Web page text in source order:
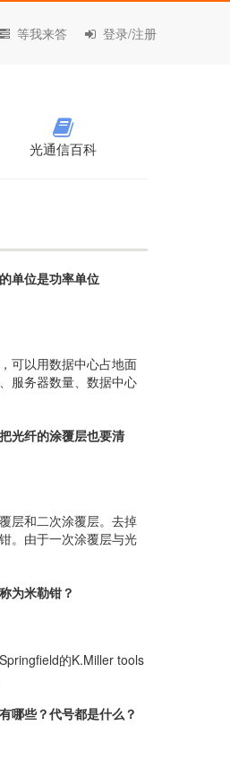
等我来答 登录/注册
光通信百科
单位是功率单位
可以用数据中心占地面
服务器数量、数据中心
光纤的涂覆层也要清
层和二次涂覆层。去掉
。由于一次涂覆层与光
为米勒钳？
的K.Miller tools
哪些？代号都是什么？